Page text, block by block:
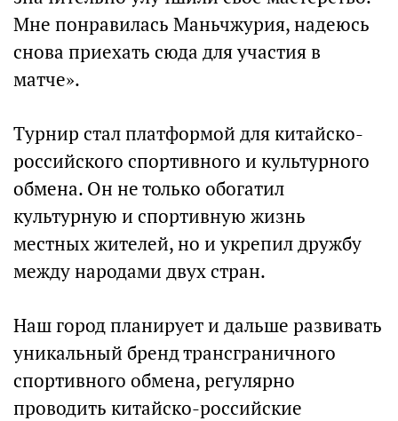
Мне понравилась Маньчжурия, надеюсь
снова приехать сюда для участия в
матче».
Турнир стал платформой для китайско-
российского спортивного и культурного
обмена. Он не только обогатил
культурную и спортивную жизнь
местных жителей, но и укрепил дружбу
между народами двух стран.
Наш город планирует и дальше развивать
уникальный бренд трансграничного
спортивного обмена, регулярно
проводить китайско-российские